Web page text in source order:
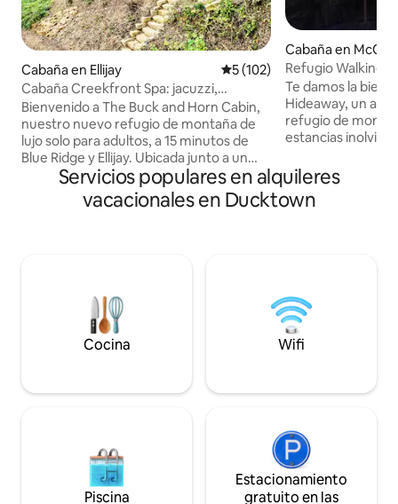
Cabaña en Ellijay Calificación promedio: 5 de
5 (102)
Cabaña Creekfront Spa: jacuzzi,
inmersión en frío, sauna
Bienvenido a The Buck and Horn Cabin,
nuestro nuevo refugio de montaña de
lujo solo para adultos, a 15 minutos de
Blue Ridge y Ellijay. Ubicada junto a un
arroyo con un sendero privado a un lago
tranquilo, nuestra cabaña está diseñada
para el bienestar, el romance y la
en frío * Bañera de hidromasaje * Asador
para fogatas. * Dos camas tamaño king. *
Albornoces de hidromasaje *
Alfombrillas de yoga y terraza de
REMO
Cabaña en
Refugio Walking
Te damos la
Hideaway, un
refugio de
estancias
Cuidadosamente
acabados de alta
espacios de
que estés
explorando los
observando las
Servicios populares en alquileres
vacacionales en Ducktown
Cocina Wifi
Piscina
Estacionamiento
gratuito en las